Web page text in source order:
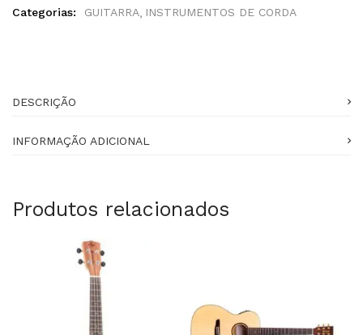
Categorias:
GUITARRA INSTRUMENTOS DE CORDA
DESCRIÇÃO
INFORMAÇÃO ADICIONAL
Produtos relacionados